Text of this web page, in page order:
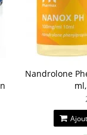
Nandrolone